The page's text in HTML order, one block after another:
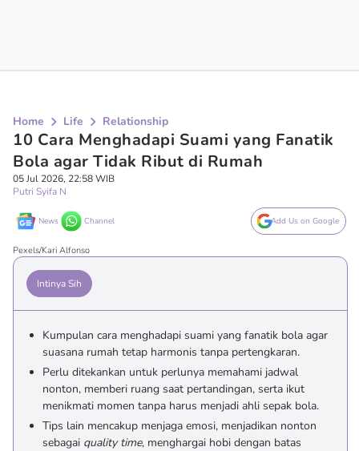
Home Life Relationship
10 Cara Menghadapi Suami yang Fanatik
Bola agar Tidak Ribut di Rumah
05 Jul 2026, 22:58 WIB
Putri Syifa N
News Channel Add Us on Google
Pexels/Kari Alfonso
Intinya Sih
Kumpulan cara menghadapi suami yang fanatik bola agar
suasana rumah tetap harmonis tanpa pertengkaran.
Perlu ditekankan untuk perlunya memahami jadwal
nonton, memberi ruang saat pertandingan, serta ikut
menikmati momen tanpa harus menjadi ahli sepak bola.
Tips lain mencakup menjaga emosi, menjadikan nonton
sebagai quality time, menghargai hobi dengan batas